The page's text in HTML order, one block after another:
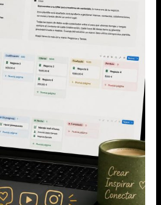
Tu Co-CMO
Sobre mí
Contacto